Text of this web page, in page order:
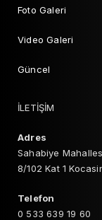
Foto Galeri
Video Galeri
Güncel
İLETİŞİM
Adres
Sahabiye
8/102 Kat 1
Telefon
0 533 639 19 60